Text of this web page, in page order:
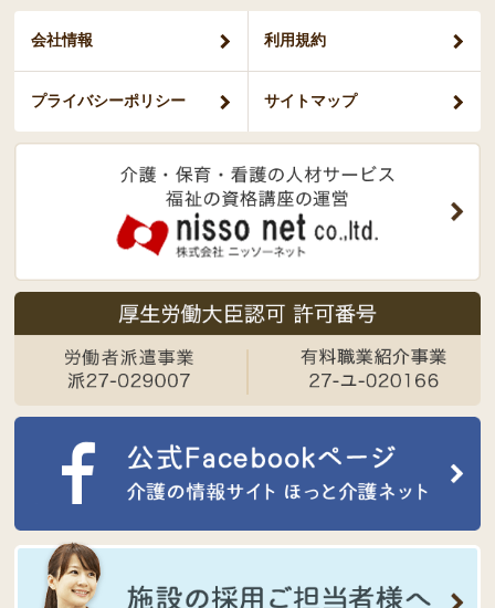
会社情報 利用規約
プライバシーポリシー サイトマップ